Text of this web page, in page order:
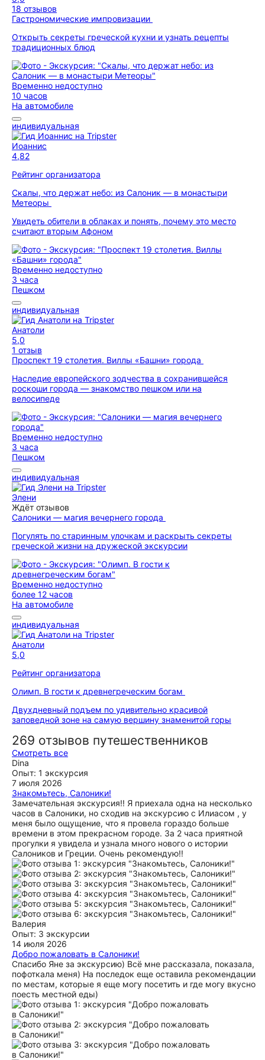
18 отзывов
Гастрономические импровизации
Открыть секреты греческой кухни и узнать рецепты
традиционных блюд
Временно недоступно
10 часов
На автомобиле
индивидуальная
Иоаннис
4,82
Рейтинг организатора
Скалы, что держат небо: из Салоник — в монастыри
Метеоры
Увидеть обители в облаках и понять, почему это место
считают вторым Афоном
Временно недоступно
3 часа
Пешком
индивидуальная
Анатоли
5,0
1 отзыв
Проспект 19 столетия. Виллы «Башни» города
Наследие европейского зодчества в сохранившейся
роскоши города — знакомство пешком или на
велосипеде
Временно недоступно
3 часа
Пешком
индивидуальная
Элени
Ждёт отзывов
Салоники — магия вечернего города
Погулять по старинным улочкам и раскрыть секреты
греческой жизни на дружеской экскурсии
Временно недоступно
более 12 часов
На автомобиле
индивидуальная
Анатоли
5,0
Рейтинг организатора
Олимп. В гости к древнегреческим богам
Двухдневный подъем по удивительно красивой
заповедной зоне на самую вершину знаменитой горы
269 отзывов путешественников
Смотреть все
Dina
Опыт: 1 экскурсия
7 июля 2026
Знакомьтесь, Салоники!
Замечательная экскурсия!! Я приехала одна на несколько
часов в Салоники, но сходив на экскурсию с Илиасом , у
меня было ощущение, что я провела гораздо больше
времени в этом прекрасном городе. За 2 часа приятной
прогулки я увидела и узнала много нового о истории
Салоников и Греции. Очень рекомендую!!
Валерия
Опыт: 3 экскурсии
14 июля 2026
Добро пожаловать в Салоники!
Спасибо Яне за экскурсию) Всё мне рассказала, показала,
пофоткала меня) На последок еще оставила рекомендации
по местам, которые я еще могу посетить и где могу вкусно
поесть местной еды)